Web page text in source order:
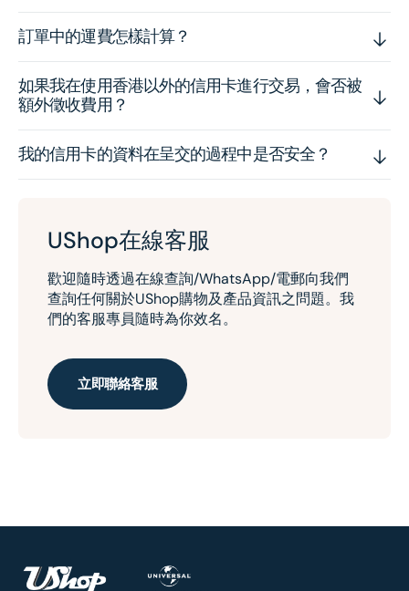
訂單中的運費怎樣計算？
如果我在使用香港以外的信用卡進行交易，會否被
額外徵收費用？
我的信用卡的資料在呈交的過程中是否安全？
UShop在線客服
歡迎隨時透過在線查詢/WhatsApp/電郵向我們
查詢任何關於UShop購物及產品資訊之問題。我
們的客服專員隨時為你效名。
立即聯絡客服